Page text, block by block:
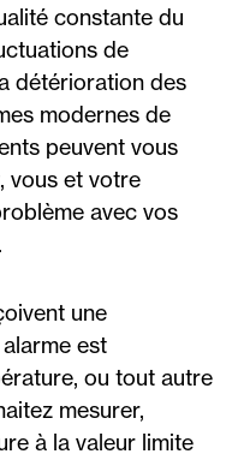
constante du
de
détérioration des
modernes de
peuvent vous
vous et votre
avec vos
une
est
ou tout autre
mesurer,
à la valeur limite